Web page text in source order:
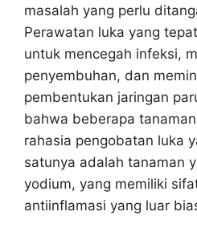
masalah yang perlu
Perawatan luka yang
untuk mencegah infeksi,
penyembuhan, dan
pembentukan jaringan
bahwa beberapa
rahasia pengobatan luka
satunya adalah tanaman
yodium, yang memiliki
antiinflamasi yang luar